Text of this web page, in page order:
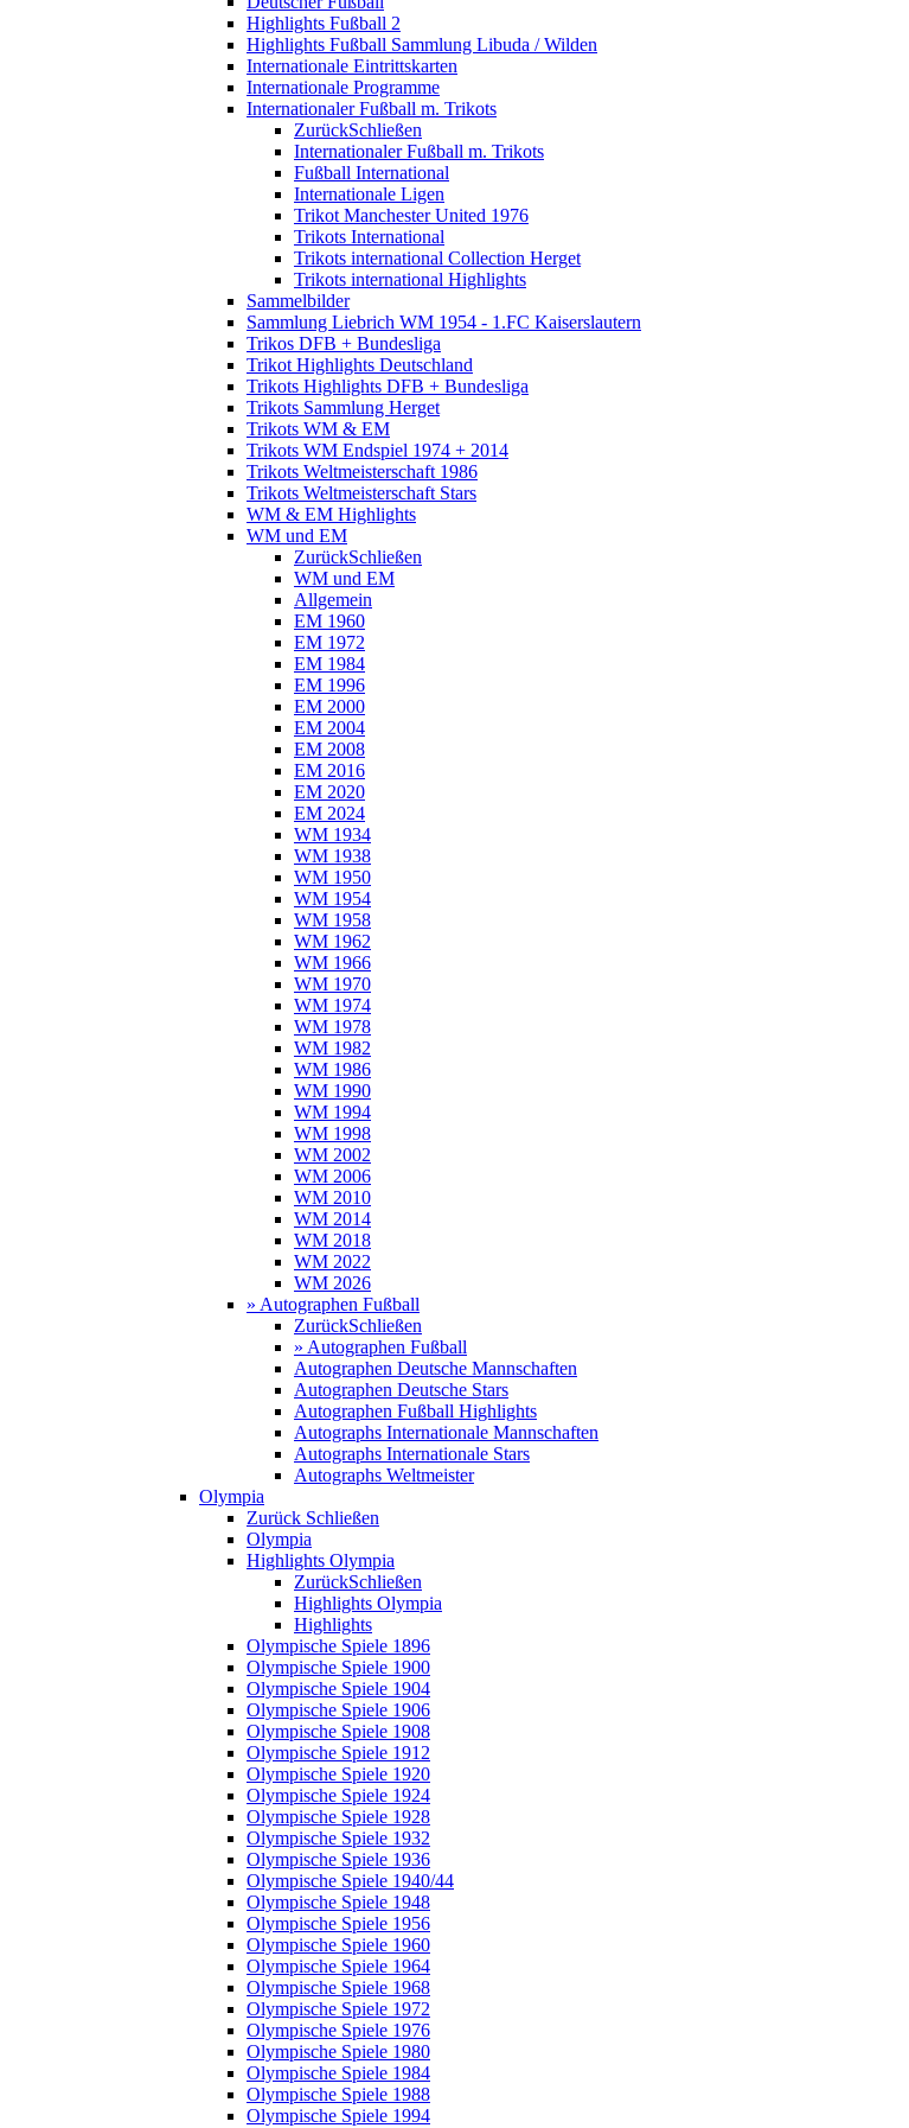
Highlights Fußball 2
Highlights Fußball Sammlung Libuda / Wilden
Internationale Eintrittskarten
Internationale Programme
Internationaler Fußball m. Trikots
ZurückSchließen
Internationaler Fußball m. Trikots
Fußball International
Internationale Ligen
Trikot Manchester United 1976
Trikots International
Trikots international Collection Herget
Trikots international Highlights
Sammelbilder
Sammlung Liebrich WM 1954 - 1.FC Kaiserslautern
Trikos DFB + Bundesliga
Trikot Highlights Deutschland
Trikots Highlights DFB + Bundesliga
Trikots Sammlung Herget
Trikots WM & EM
Trikots WM Endspiel 1974 + 2014
Trikots Weltmeisterschaft 1986
Trikots Weltmeisterschaft Stars
WM & EM Highlights
WM und EM
ZurückSchließen
WM und EM
Allgemein
EM 1960
EM 1972
EM 1984
EM 1996
EM 2000
EM 2004
EM 2008
EM 2016
EM 2020
EM 2024
WM 1934
WM 1938
WM 1950
WM 1954
WM 1958
WM 1962
WM 1966
WM 1970
WM 1974
WM 1978
WM 1982
WM 1986
WM 1990
WM 1994
WM 1998
WM 2002
WM 2006
WM 2010
WM 2014
WM 2018
WM 2022
WM 2026
» Autographen Fußball
ZurückSchließen
» Autographen Fußball
Autographen Deutsche Mannschaften
Autographen Deutsche Stars
Autographen Fußball Highlights
Autographs Internationale Mannschaften
Autographs Internationale Stars
Autographs Weltmeister
Olympia
Zurück Schließen
Olympia
Highlights Olympia
ZurückSchließen
Highlights Olympia
Highlights
Olympische Spiele 1896
Olympische Spiele 1900
Olympische Spiele 1904
Olympische Spiele 1906
Olympische Spiele 1908
Olympische Spiele 1912
Olympische Spiele 1920
Olympische Spiele 1924
Olympische Spiele 1928
Olympische Spiele 1932
Olympische Spiele 1936
Olympische Spiele 1940/44
Olympische Spiele 1948
Olympische Spiele 1956
Olympische Spiele 1960
Olympische Spiele 1964
Olympische Spiele 1968
Olympische Spiele 1972
Olympische Spiele 1976
Olympische Spiele 1980
Olympische Spiele 1984
Olympische Spiele 1988
Olympische Spiele 1994